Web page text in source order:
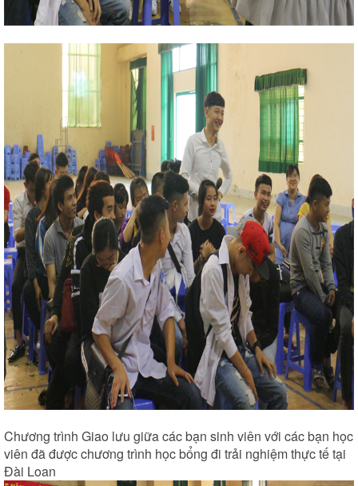
Chương trình Giao lưu giữa các bạn sinh viên với các bạn học
viên đã được chương trình học bổng đi trải nghiệm thực tế tại
Đài Loan